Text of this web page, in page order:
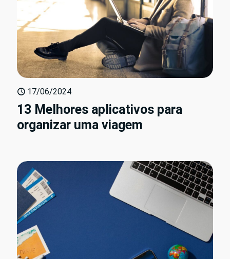
17/06/2024
13 Melhores aplicativos para
organizar uma viagem